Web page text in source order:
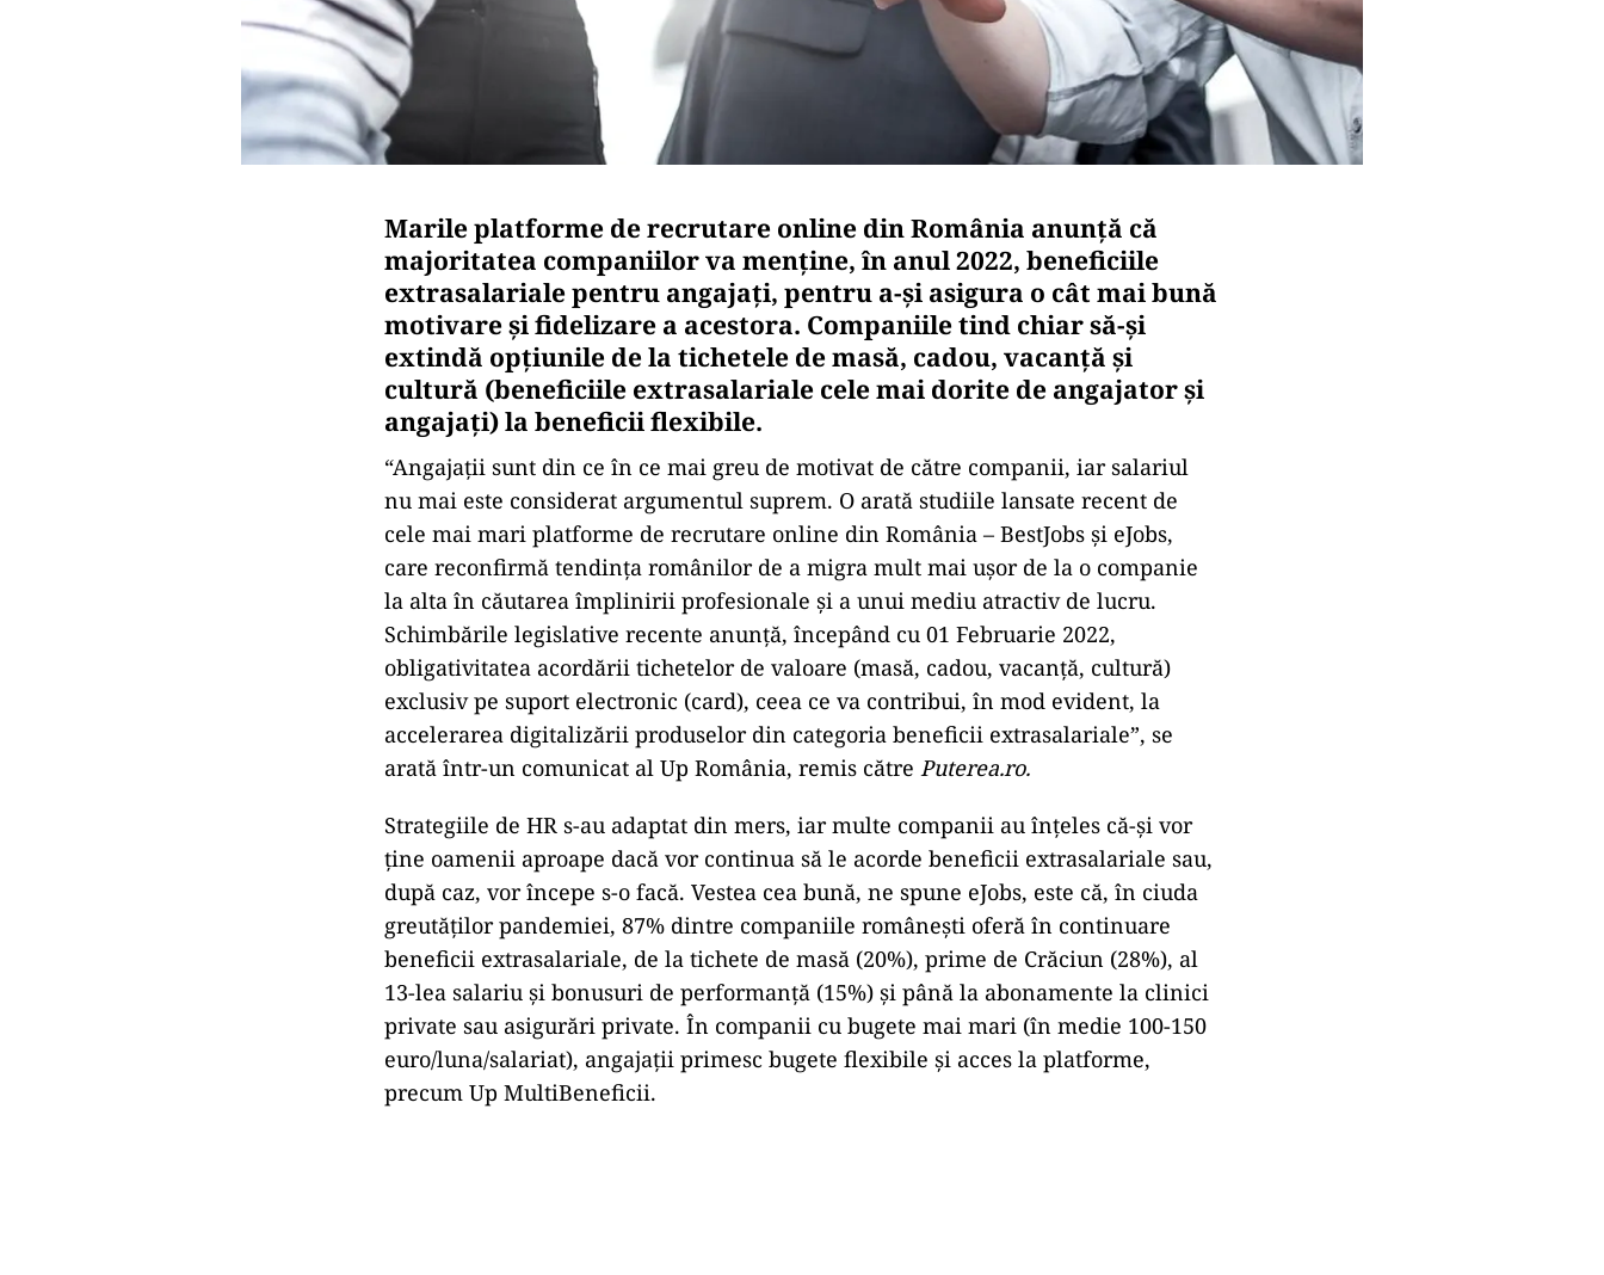
Marile platforme de recrutare online din România anunță că
majoritatea companiilor va menține, în anul 2022, beneficiile
extrasalariale pentru angajați, pentru a-și asigura o cât mai bună
motivare și fidelizare a acestora. Companiile tind chiar să-și
extindă opțiunile de la tichetele de masă, cadou, vacanță și
cultură (beneficiile extrasalariale cele mai dorite de angajator și
angajați) la beneficii flexibile.
“Angajații sunt din ce în ce mai greu de motivat de către companii, iar salariul
nu mai este considerat argumentul suprem. O arată studiile lansate recent de
cele mai mari platforme de recrutare online din România – BestJobs și eJobs,
care reconfirmă tendința românilor de a migra mult mai ușor de la o companie
la alta în căutarea împlinirii profesionale și a unui mediu atractiv de lucru.
Schimbările legislative recente anunță, începând cu 01 Februarie 2022,
obligativitatea acordării tichetelor de valoare (masă, cadou, vacanță, cultură)
exclusiv pe suport electronic (card), ceea ce va contribui, în mod evident, la
accelerarea digitalizării produselor din categoria beneficii extrasalariale”, se
arată într-un comunicat al Up România, remis către Puterea.ro.
Strategiile de HR s-au adaptat din mers, iar multe companii au înțeles că-și vor
ține oamenii aproape dacă vor continua să le acorde beneficii extrasalariale sau,
după caz, vor începe s-o facă. Vestea cea bună, ne spune eJobs, este că, în ciuda
greutăților pandemiei, 87% dintre companiile românești oferă în continuare
beneficii extrasalariale, de la tichete de masă (20%), prime de Crăciun (28%), al
13-lea salariu și bonusuri de performanță (15%) și până la abonamente la clinici
private sau asigurări private. În companii cu bugete mai mari (în medie 100-150
euro/luna/salariat), angajații primesc bugete flexibile și acces la platforme,
precum Up MultiBeneficii.